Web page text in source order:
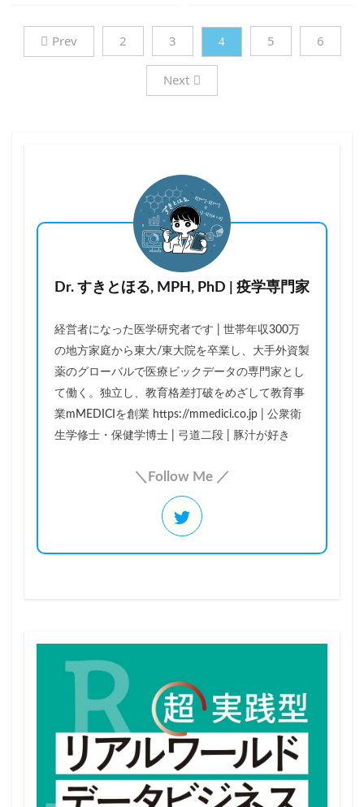
Prev 2 3 4 5 6
Next
Dr. すきとほる, MPH, PhD | 疫学専門家
経営者になった医学研究者です | 世帯年収300万
の地方家庭から東大/東大院を卒業し、大手外資製
薬のグローバルで医療ビックデータの専門家とし
て働く。独立し、教育格差打破をめざして教育事
業mMEDICIを創業 https://mmedici.co.jp | 公衆衛
生学修士・保健学博士 | 弓道二段 | 豚汁が好き
＼Follow Me ／